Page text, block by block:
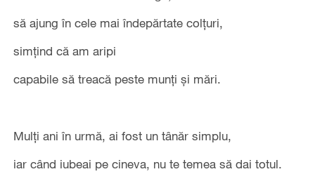
să ajung în cele mai îndepărtate colțuri,
simțind că am aripi
capabile să treacă peste munți și mări.
Mulți ani în urmă, ai fost un tânăr simplu,
iar când iubeai pe cineva, nu te temea să dai totul.